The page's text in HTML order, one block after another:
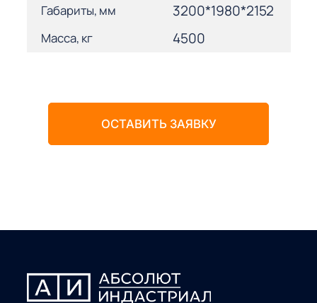
Габариты, мм 3200*1980*2152
Масса, кг 4500
ОСТАВИТЬ ЗАЯВКУ